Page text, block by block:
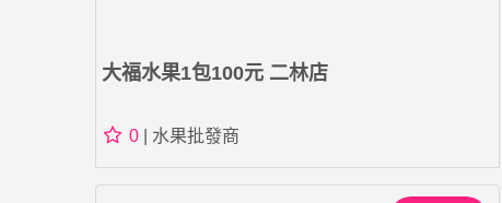
大福水果1包100元 二林店
0 | 水果批發商